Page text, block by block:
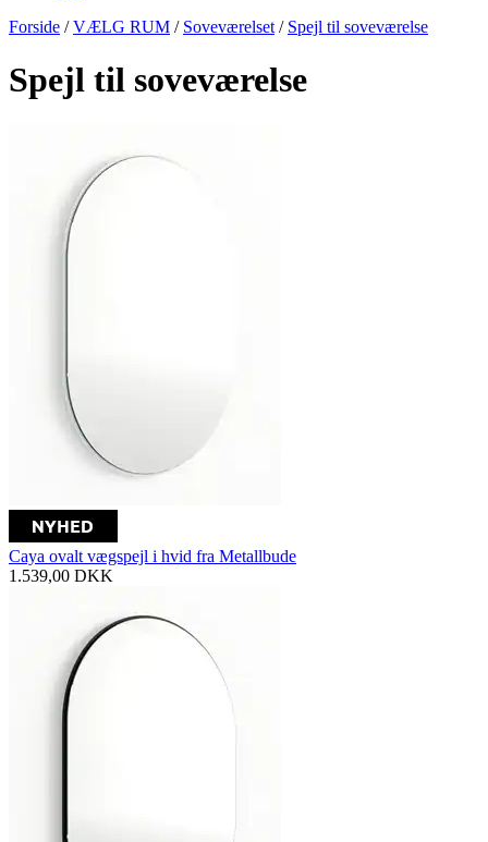
Forside /VÆLG RUM / Soveværelset / Spejl til soveværelse
Spejl til soveværelse
Caya ovalt vægspejl i hvid fra Metallbude
1.539,00 DKK